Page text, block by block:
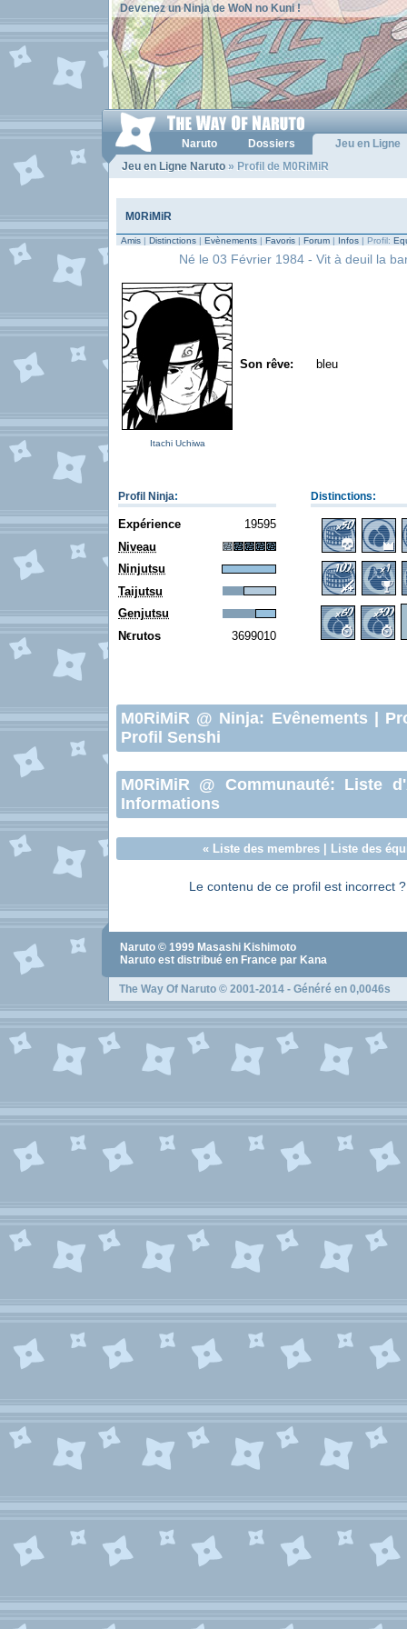
Devenez un Ninja de WoN no Kuni !
Naruto Dossiers
Jeu en Ligne
Jeu en Ligne Naruto » Profil de M0RiMiR
M0RiMiR
Amis | Distinctions | Evènements | Favoris | Forum | Infos | Profil:
Né le 03 Février 1984 - Vit à deuil la
Itachi Uchiwa
Son rêve: bleu
Profil Ninja: Distinctions:
Expérience
19595
Niveau
Ninjutsu
Taijutsu
Genjutsu
N€rutos 3699010
M0RiMiR @ Ninja: Evênements
Profil Senshi
M0RiMiR @ Communauté: Liste
Informations
« Liste des membres| Liste des
Le contenu de ce profil est incorrect
Naruto © 1999 Masashi Kishimoto
Naruto est distribué en France par Kana
The Way Of Naruto © 2001-2014 - Généré en 0,0046s